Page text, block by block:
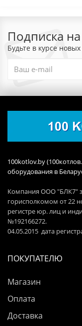
Подписка
Будьте в курсе
100kotlov.by
оборудования в
Компания ООО "БЛК7"
горисполкомом от 22
регистре юр. лиц и
№192166272.
04.05.2015 дата
ПОКУПАТЕЛЮ
Магазин
Оплата
Доставка